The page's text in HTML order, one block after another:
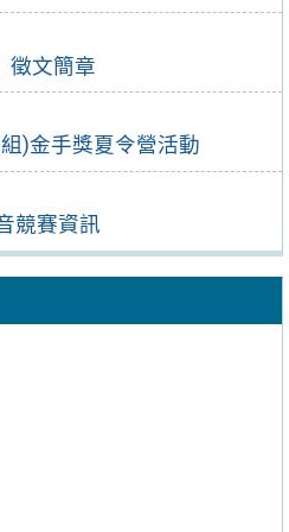
徵文簡章
)金手獎夏令營活動
競賽資訊